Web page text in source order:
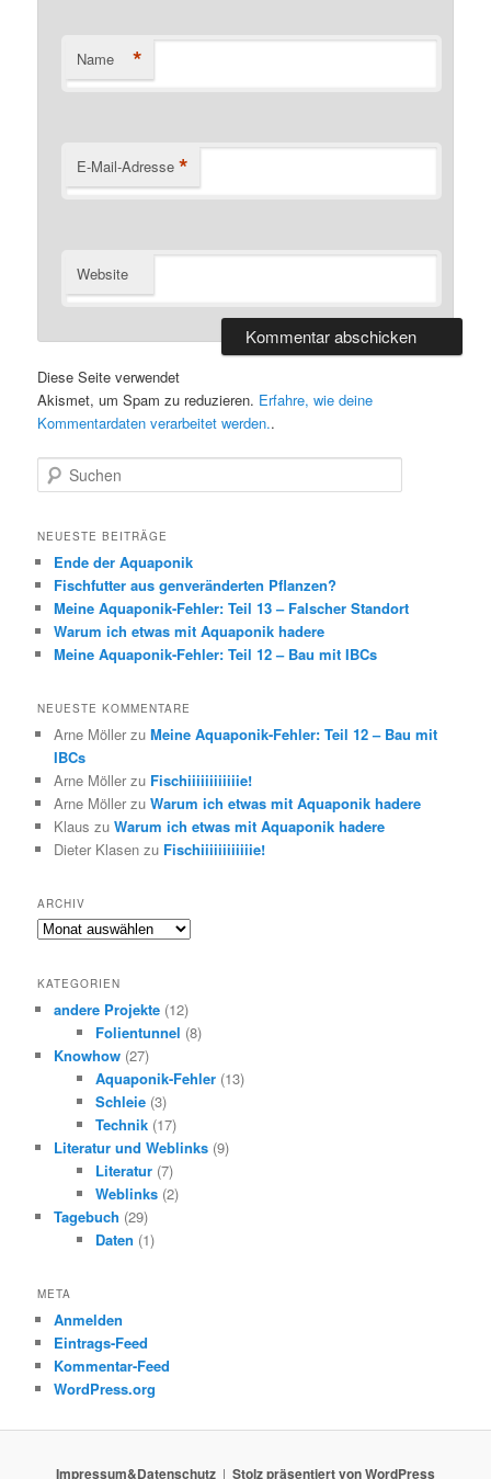
Name *
E-Mail-Adresse *
Website
Diese Seite verwendet
Akismet, um Spam zu reduzieren. Erfahre, wie deine
Kommentardaten verarbeitet werden..
u
h
NEUESTE BEITRÄGE
Ende der Aquaponik
Fischfutter aus genveränderten Pflanzen?
Meine Aquaponik-Fehler: Teil 13 – Falscher Standort
Warum ich etwas mit Aquaponik hadere
Meine Aquaponik-Fehler: Teil 12 – Bau mit IBCs
NEUESTE KOMMENTARE
Arne Möller zuMeine Aquaponik-Fehler: Teil 12 – Bau mit
IBCs
Arne Möller zu Fischiiiiiiiiiiiie!
Arne Möller zuWarum ich etwas mit Aquaponik hadere
Klaus zuWarum ich etwas mit Aquaponik hadere
Dieter Klasen zu Fischiiiiiiiiiiiie!
ARCHIV
Archiv
KATEGORIEN
andere Projekte (12)
Folientunnel (8)
Knowhow (27)
Aquaponik-Fehler(13)
Schleie(3)
Technik(17)
Literatur und Weblinks (9)
Literatur(7)
Weblinks(2)
Tagebuch (29)
Daten (1)
META
Anmelden
Eintrags-Feed
Kommentar-Feed
WordPress.org
Impressum&Datenschutz Stolz präsentiert von WordPress